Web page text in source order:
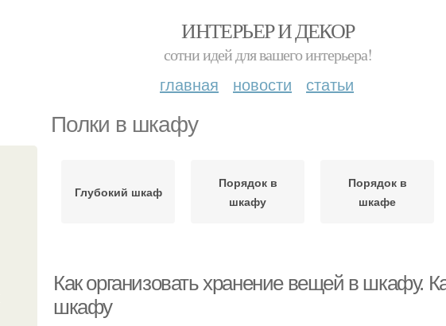
ИНТЕРЬЕР И ДЕКОР
сотни идей для вашего интерьера!
главная новости статьи
Полки в шкафу
Глубокий шкаф
Порядок в
шкафу
Порядок в
шкафе
Как организовать хранение вещей в шкафу.
шкафу